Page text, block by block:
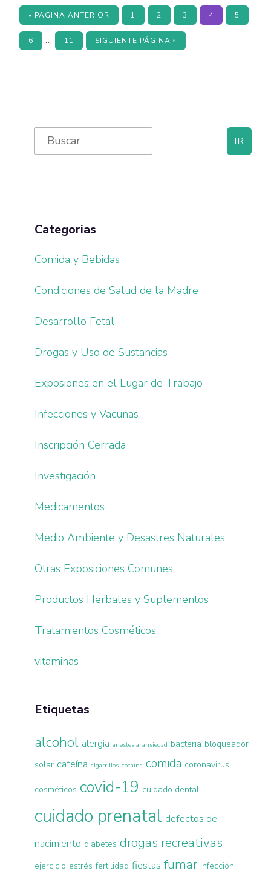
« REGRESAR
LA
PAGINA ANTERIOR PAGE
1 PAGE
2 PAGE
3 PAGE
4 PAGE
5
PAGE
6
Interim
… PAGE
11 IR
SIGUIENTE PÁGINA »
Primary
Sidebar
Search
for:
Categorias
Comida y Bebidas
Condiciones de Salud de la Madre
Desarrollo Fetal
Drogas y Uso de Sustancias
Exposiones en el Lugar de Trabajo
Infecciones y Vacunas
Inscripción Cerrada
Investigación
Medicamentos
Medio Ambiente y Desastres Naturales
Otras Exposiciones Comunes
Productos Herbales y Suplementos
Tratamientos Cosméticos
vitaminas
Etiquetas
alcohol alergia anestesia ansiedad bacteria bloqueador
solar cafeína cigarrillos cocaína comida coronavirus
cosméticos covid-19 cuidado dental
cuidado prenatal defectos de
nacimiento diabetes drogas recreativas
ejercicio estrés fertilidad fiestas fumar infección